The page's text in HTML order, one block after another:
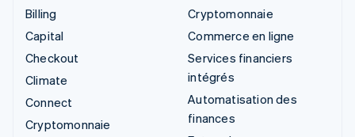
Billing
Capital
Checkout
Climate
Connect
Cryptomonnaie
Cryptomonnaie
Commerce en ligne
Services financiers
intégrés
Automatisation des
finances